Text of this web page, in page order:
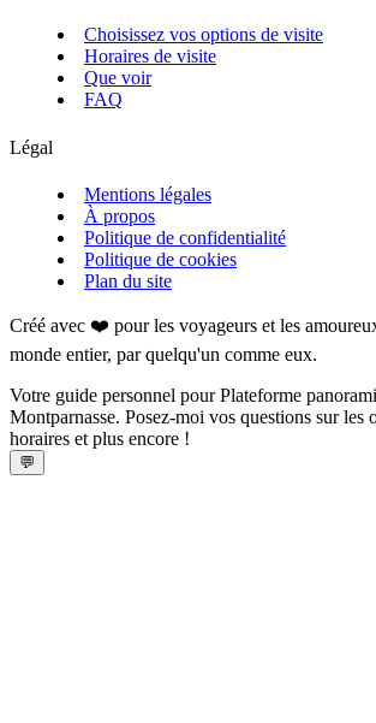
Choisissez vos options de visite
Horaires de visite
Que voir
FAQ
Légal
Mentions légales
À propos
Politique de confidentialité
Politique de cookies
Plan du site
Créé avec ❤️ pour les voyageurs et les
monde entier, par quelqu'un comme eux.
Votre guide personnel pour Plateforme
Montparnasse. Posez-moi vos questions sur les
horaires et plus encore !
💬